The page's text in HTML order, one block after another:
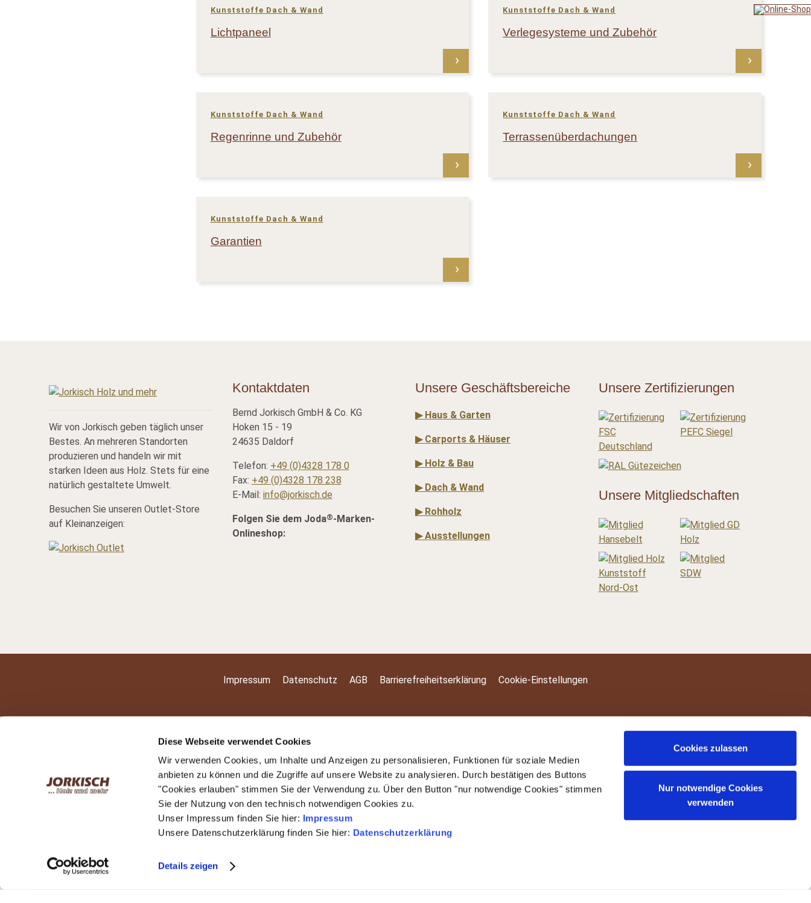
Diese Webseite verwendet Cookies
Wir verwenden Cookies, um Inhalte und Anzeigen zu personalisieren, Funktionen für soziale Medien
anbieten zu können und die Zugriffe auf unsere Website zu analysieren. Durch bestätigen des Buttons
"Cookies erlauben" stimmen Sie der Verwendung zu. Über den Button "nur notwendige Cookies" stimmen
Sie der Nutzung von den technisch notwendigen Cookies zu.
Unser Impressum finden Sie hier: Impressum
Unsere Datenschutzerklärung finden Sie hier: Datenschutzerklärung
Details zeigen
Cookies zulassen
Nur notwendige Cookies
verwenden
Kunststoffe Dach & Wand
Lichtpaneel
Kunststoffe Dach & Wand
Verlegesysteme und Zubehör
Kunststoffe Dach & Wand
Regenrinne und Zubehör
Kunststoffe Dach & Wand
Terrassenüberdachungen
Kunststoffe Dach & Wand
Garantien
Wir von Jorkisch geben täglich unser
Bestes. An mehreren Standorten
produzieren und handeln wir mit
starken Ideen aus Holz. Stets für eine
natürlich gestaltete Umwelt.
Besuchen Sie unseren Outlet-Store
auf Kleinanzeigen:
Kontaktdaten
Bernd Jorkisch GmbH & Co. KG
Hoken 15 - 19
24635 Daldorf
Telefon: +49 (0)4328 178 0
Fax: +49 (0)4328 178 238
E-Mail: info@jorkisch.de
Folgen Sie dem Joda®-Marken-
Onlineshop:
Unsere Geschäftsbereiche
▶ Haus & Garten
▶ Carports & Häuser
▶ Holz & Bau
▶ Dach & Wand
▶ Rohholz
▶ Ausstellungen
Unsere Zertifizierungen
Unsere Mitgliedschaften
Impressum Datenschutz AGB Barrierefreiheitserklärung Cookie-Einstellungen